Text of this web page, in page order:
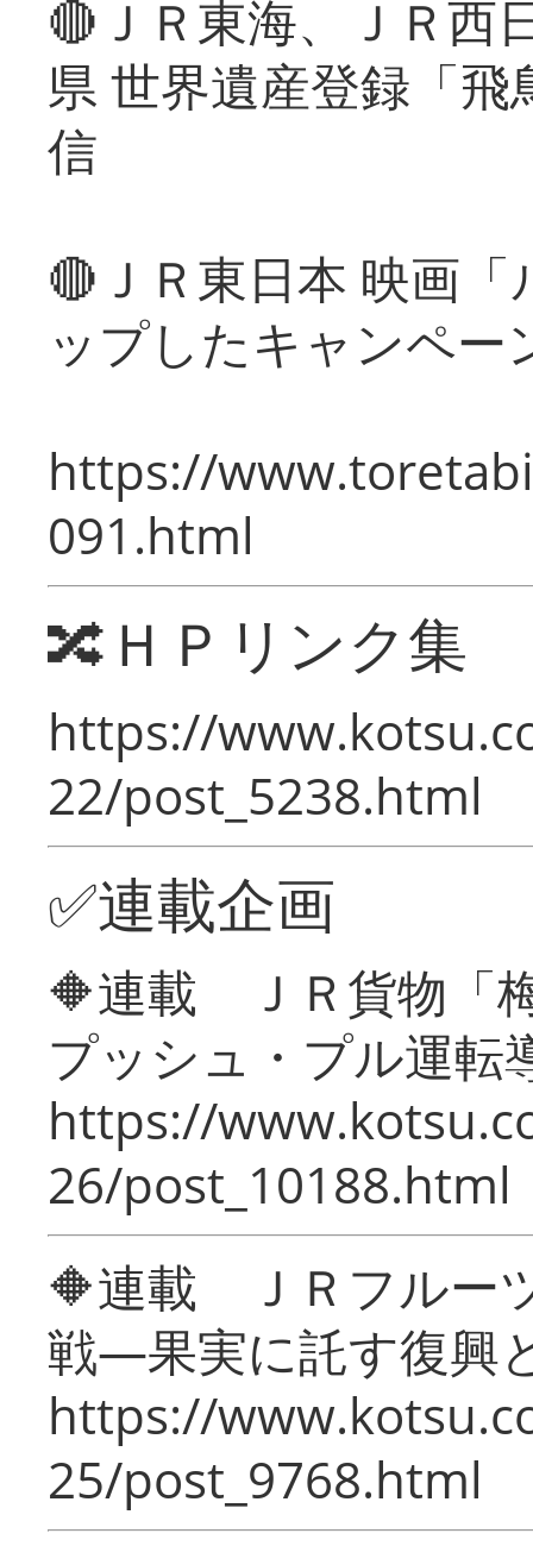
🔴ＪＲ東海、ＪＲ西
県 世界遺産登録「
信
🔴ＪＲ東日本 映画
ップしたキャンペー
https://
091.html
🔀ＨＰリンク集
https://
22/post_5238.html
✅連載企画
🔶連載 ＪＲ貨物「
プッシュ・プル運転
https://
26/post_10188.html
🔶連載 ＪＲフルー
戦―果実に託す復興
https://
25/post_9768.html